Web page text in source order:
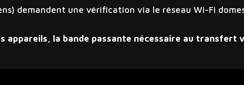
demandent une vérification via le réseau Wi-Fi
appareils, la bande passante nécessaire au transfert